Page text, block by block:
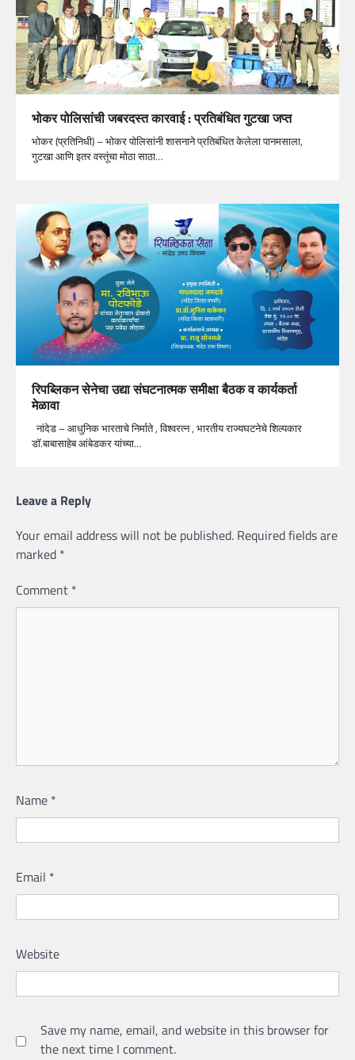
भोकर पोलिसांची जबरदस्त कारवाई : प्रतिबंधित गुटखा जप्त
भोकर (प्रतिनिधी) – भोकर पोलिसांनी शासनाने प्रतिबंधित केलेला पानमसाला,
गुटखा आणि इतर वस्तूंचा मोठा साठा…
रिपब्लिकन सेनेचा उद्या संघटनात्मक समीक्षा बैठक व कार्यकर्ता
मेळावा
नांदेड – आधुनिक भारताचे निर्माते , विश्वरत्न , भारतीय राज्यघटनेचे शिल्पकार
डॉ.बाबासाहेब आंबेडकर यांच्या…
Leave a Reply
Your email address will not be published. Required fields are
marked *
Comment *
Name *
Email *
Website
Save my name, email, and website in this browser for
the next time I comment.